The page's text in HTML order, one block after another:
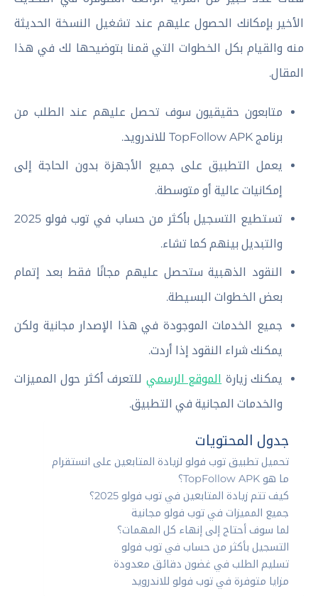
الأخير بإمكانك الحصول عليهم عند تشغيل النسخة الحديثة
منه والقيام بكل الخطوات التي قمنا بتوضيحها لك في هذا
المقال.
متابعون حقيقيون سوف تحصل عليهم عند الطلب من
برنامج TopFollow APK للاندرويد.
يعمل التطبيق على جميع الأجهزة بدون الحاجة إلى
إمكانيات عالية أو متوسطة.
تستطيع التسجيل بأكثر من حساب في توب فولو 2025
والتبديل بينهم كما تشاء.
النقود الذهبية ستحصل عليهم مجانًا فقط بعد إتمام
بعض الخطوات البسيطة.
جميع الخدمات الموجودة في هذا الإصدار مجانية ولكن
يمكنك شراء النقود إذا أردت.
يمكنك زيارة الموقع الرسمي للتعرف أكثر حول المميزات
والخدمات المجانية في التطبيق.
جدول المحتويات
تحميل تطبيق توب فولو لزيادة المتابعين على انستقرام
ما هو TopFollow APK؟
كيف تتم زيادة المتابعين في توب فولو 2025؟
جميع المميزات في توب فولو مجانية
لما سوف أحتاج إلى إنهاء كل المهمات؟
التسجيل بأكثر من حساب في توب فولو
تسليم الطلب في غضون دقائق معدودة
مزايا متوفرة في توب فولو للاندرويد